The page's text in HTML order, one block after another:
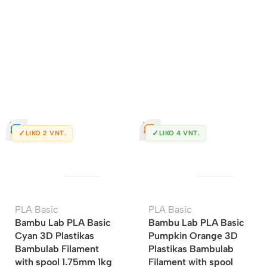
✓ LIKO 2 VNT.
PLA Basic
Bambu Lab PLA Basic
Cyan 3D Plastikas
Bambulab Filament
with spool 1.75mm 1kg
✓ LIKO 4 VNT.
PLA Basic
Bambu Lab PLA Basic
Pumpkin Orange 3D
Plastikas Bambulab
Filament with spool